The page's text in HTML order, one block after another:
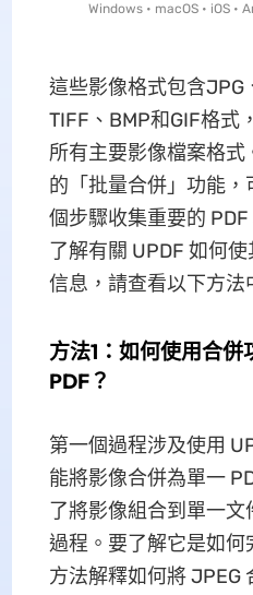
Windows • macOS • iOS •
這些影像格式包含JPG
TIFF、BMP和GIF格式
所有主要影像檔案格式
的「批量合併」功能
個步驟收集重要的
了解有關 UPDF 如何
信息，請查看以下方法
方法1：如何使用合
PDF？
第一個過程涉及使用
能將影像合併為單一
了將影像組合到單一
過程。要了解它是如何
方法解釋如何將 JPEG